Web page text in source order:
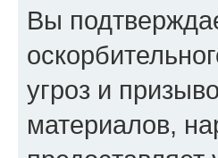
Вы
угроз и
материалов,